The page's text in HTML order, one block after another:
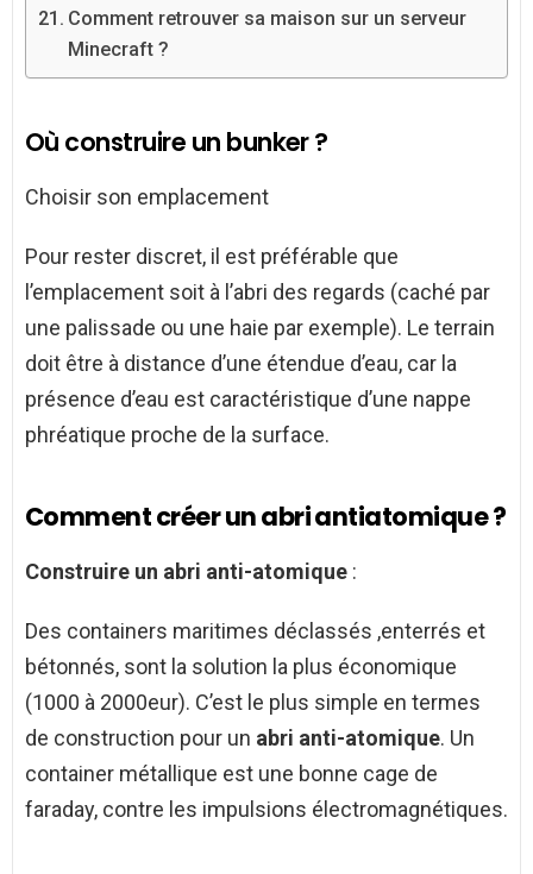
Comment retrouver sa maison sur un serveur
Minecraft ?
Où construire un bunker ?
Choisir son emplacement
Pour rester discret, il est préférable que
l’emplacement soit à l’abri des regards (caché par
une palissade ou une haie par exemple). Le terrain
doit être à distance d’une étendue d’eau, car la
présence d’eau est caractéristique d’une nappe
phréatique proche de la surface.
Comment créer un abri antiatomique ?
Construire un abri anti-atomique :
Des containers maritimes déclassés ,enterrés et
bétonnés, sont la solution la plus économique
(1000 à 2000eur). C’est le plus simple en termes
de construction pour un abri anti-atomique. Un
container métallique est une bonne cage de
faraday, contre les impulsions électromagnétiques.